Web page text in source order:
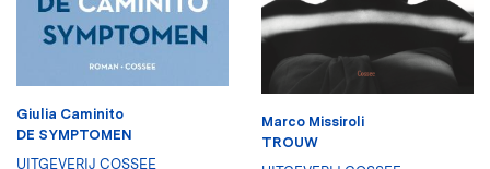
Giulia Caminito
DE SYMPTOMEN
UITGEVERIJ COSSEE
Marco Missiroli
TROUW